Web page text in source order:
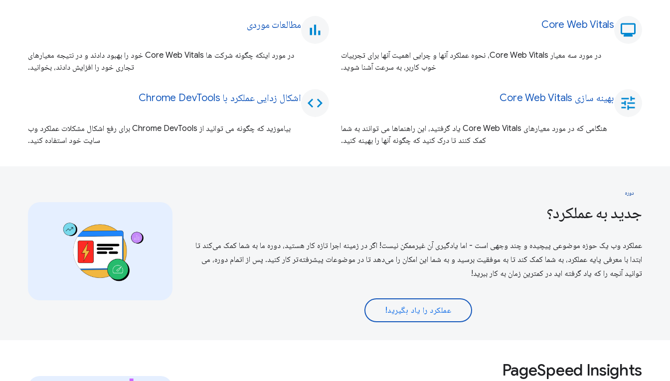
Core Web Vitals
در مورد سه معیار Core Web Vitals، نحوه عملکرد آنها و چرایی اهمیت آنها برای تجربیات
خوب کاربر، به سرعت آشنا شوید.
tune بهینه سازی Core Web Vitals
هنگامی که در مورد معیارهای Core Web Vitals یاد گرفتید، این راهنماها می توانند به شما
کمک کنند تا درک کنید که چگونه آنها را بهینه کنید.
bar_chart مطالعات موردی
در مورد اینکه چگونه شرکت ها Core Web Vitals خود را بهبود دادند و در نتیجه معیارهای
تجاری خود را افزایش دادند، بخوانید.
code اشکال زدایی عملکرد با Chrome DevTools
بیاموزید که چگونه می توانید از Chrome DevTools برای رفع اشکال مشکلات عملکرد وب
سایت خود استفاده کنید.
دوره
جدید به عملکرد؟
عملکرد وب یک حوزه موضوعی پیچیده و چند وجهی است - اما یادگیری آن غیرممکن نیست! اگر در زمینه اجرا تازه کار هستید، دوره ما به شما کمک می‌کند تا
ابتدا با معرفی پایه عملکرد، به شما کمک کند تا به موفقیت برسید و به شما این امکان را می‌دهد تا در موضوعات پیشرفته‌تر کار کنید. پس از اتمام دوره، می
توانید آنچه را که یاد گرفته اید در کمترین زمان به کار ببرید!
عملکرد را یاد بگیرید!
PageSpeed ​​Insights